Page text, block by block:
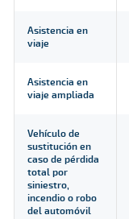
Asistencia en
viaje
Asistencia en
viaje ampliada
Vehículo de
sustitución en
caso de pérdida
total por
siniestro,
incendio o robo
del automóvil